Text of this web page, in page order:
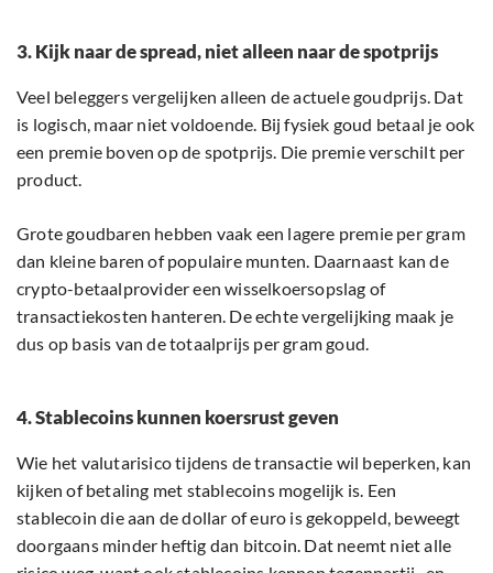
3. Kijk naar de spread, niet alleen naar de spotprijs
Veel beleggers vergelijken alleen de actuele goudprijs. Dat
is logisch, maar niet voldoende. Bij fysiek goud betaal je ook
een premie boven op de spotprijs. Die premie verschilt per
product.
Grote goudbaren hebben vaak een lagere premie per gram
dan kleine baren of populaire munten. Daarnaast kan de
crypto-betaalprovider een wisselkoersopslag of
transactiekosten hanteren. De echte vergelijking maak je
dus op basis van de totaalprijs per gram goud.
4. Stablecoins kunnen koersrust geven
Wie het valutarisico tijdens de transactie wil beperken, kan
kijken of betaling met stablecoins mogelijk is. Een
stablecoin die aan de dollar of euro is gekoppeld, beweegt
doorgaans minder heftig dan bitcoin. Dat neemt niet alle